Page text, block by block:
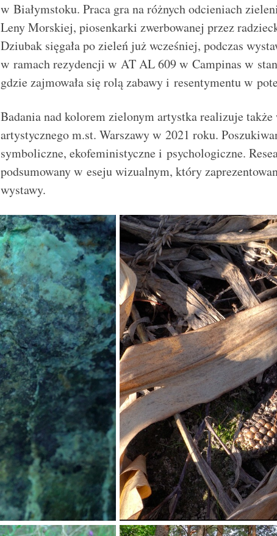
w Białymstoku. Praca gra na różnych odcieniach
Leny Morskiej, piosenkarki zwerbowanej przez
Dziubak sięgała po zieleń już wcześniej, podczas
w ramach rezydencji w AT AL 609 w Campinas w
gdzie zajmowała się rolą zabawy i resentymentu w
Badania nad kolorem zielonym artystka realizuje
artystycznego m.st. Warszawy w 2021 roku.
symboliczne, ekofeministyczne i psychologiczne.
podsumowany w eseju wizualnym, który
wystawy.